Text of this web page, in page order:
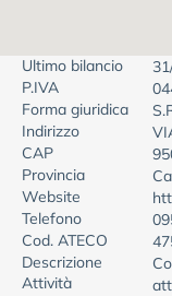
Ultimo bilancio
P.IVA
Forma giuridica
Indirizzo
CAP
Provincia
Website
Telefono
Cod. ATECO
Descrizione
Attività